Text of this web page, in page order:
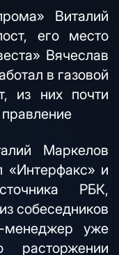
Виталий
его место
Вячеслав
в газовой
из них почти
Маркелов
«Интерфакс» и
РБК,
собеседников
менеджер уже
расторжении